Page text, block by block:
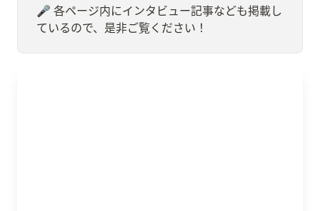
🎤 各ページ内にインタビュー記事なども掲載し
ているので、是非ご覧ください！